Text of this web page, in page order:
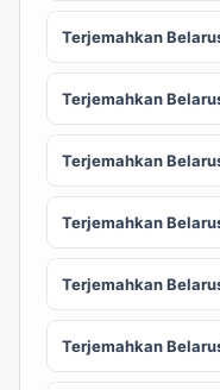
Terjemahkan
Terjemahkan
Terjemahkan
Terjemahkan
Terjemahkan
Terjemahkan